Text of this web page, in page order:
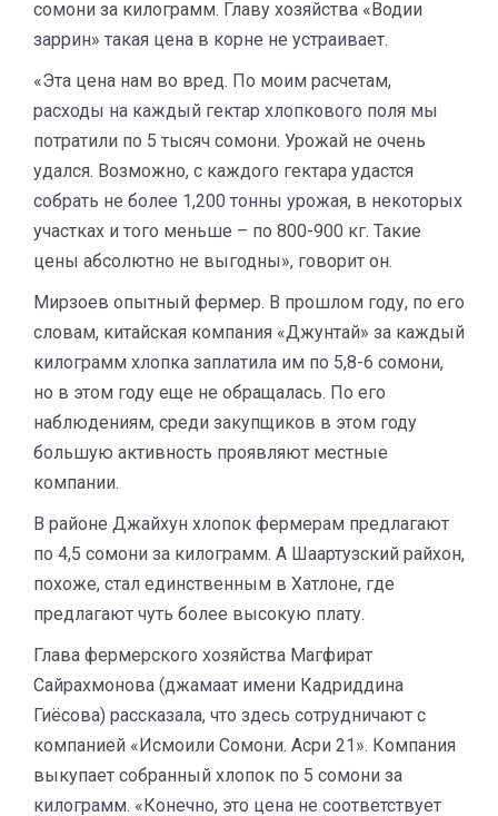
сомони за килограмм. Главу хозяйства «Водии
заррин» такая цена в корне не устраивает.
«Эта цена нам во вред. По моим расчетам,
расходы на каждый гектар хлопкового поля мы
потратили по 5 тысяч сомони. Урожай не очень
удался. Возможно, с каждого гектара удастся
собрать не более 1,200 тонны урожая, в некоторых
участках и того меньше – по 800-900 кг. Такие
цены абсолютно не выгодны», говорит он.
Мирзоев опытный фермер. В прошлом году, по его
словам, китайская компания «Джунтай» за каждый
килограмм хлопка заплатила им по 5,8-6 сомони,
но в этом году еще не обращалась. По его
наблюдениям, среди закупщиков в этом году
большую активность проявляют местные
компании.
В районе Джайхун хлопок фермерам предлагают
по 4,5 сомони за килограмм. А Шаартузский райхон,
похоже, стал единственным в Хатлоне, где
предлагают чуть более высокую плату.
Глава фермерского хозяйства Магфират
Сайрахмонова (джамаат имени Кадриддина
Гиёсова) рассказала, что здесь сотрудничают с
компанией «Исмоили Сомони. Асри 21». Компания
выкупает собранный хлопок по 5 сомони за
килограмм. «Конечно, это цена не соответствует